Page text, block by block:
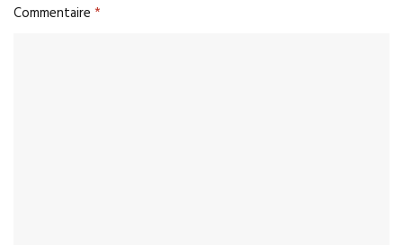
Commentaire *